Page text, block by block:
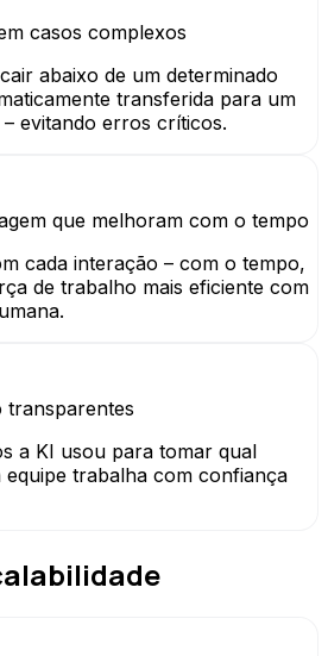
casos complexos
abaixo de um determinado
transferida para um
evitando erros críticos.
que melhoram com o tempo
cada interação – com o tempo,
de trabalho mais eficiente com
transparentes
a KI usou para tomar qual
equipe trabalha com confiança